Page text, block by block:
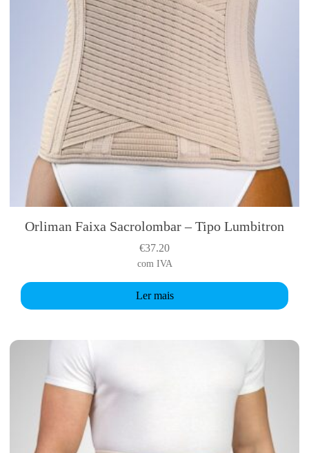
Orliman Faixa Sacrolombar – Tipo Lumbitron
€37.20
com IVA
Ler mais